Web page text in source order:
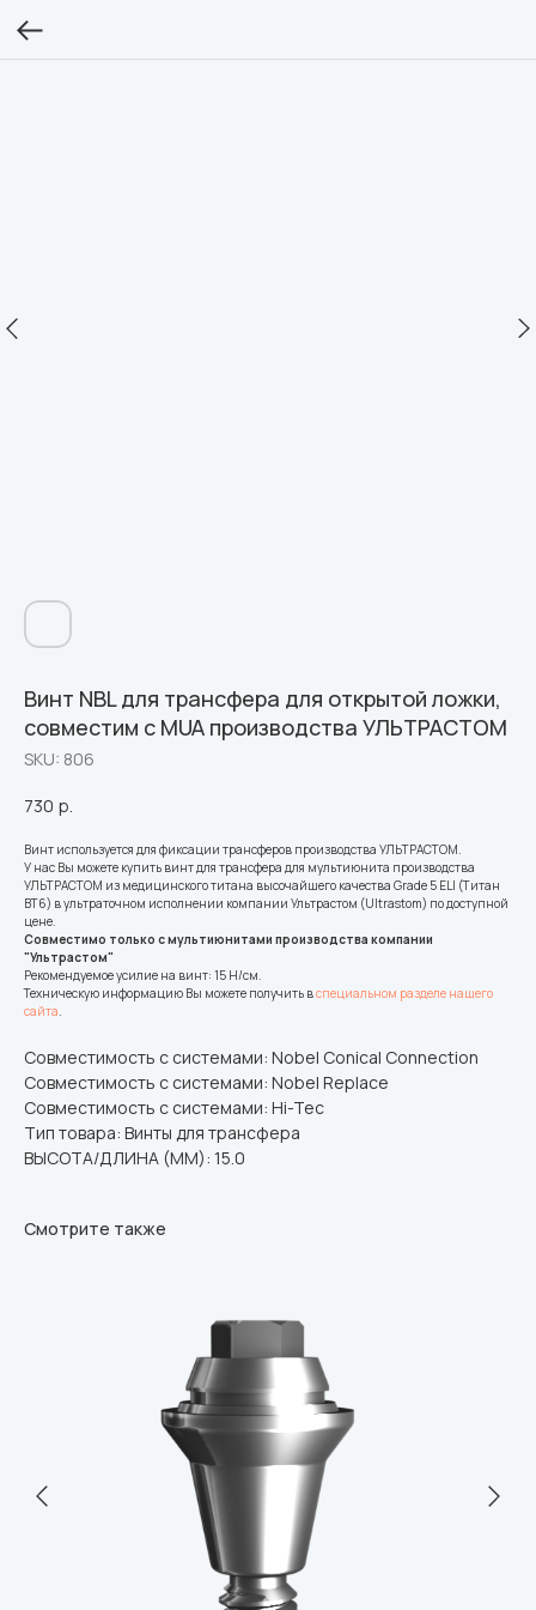
Винт NBL для трансфера для открытой ложки,
совместим с MUA производства УЛЬТРАСТОМ
SKU: 806
730 р.
Винт используется для фиксации трансферов производства УЛЬТРАСТОМ.
У нас Вы можете купить винт для трансфера для мультиюнита производства
УЛЬТРАСТОМ из медицинского титана высочайшего качества Grade 5 ELI (Титан
ВТ6) в ультраточном исполнении компании Ультрастом (Ultrastom) по доступной
цене.
Совместимо только с мультиюнитами производства компании
"Ультрастом"
Рекомендуемое усилие на винт: 15 H/см.
Техническую информацию Вы можете получить вспециальном разделе нашего
сайта.
Совместимость с системами: Nobel Conical Connection
Совместимость с системами: Nobel Replace
Совместимость с системами: Hi-Tec
Тип товара: Винты для трансфера
ВЫСОТА/ДЛИНА (ММ): 15.0
Смотрите также